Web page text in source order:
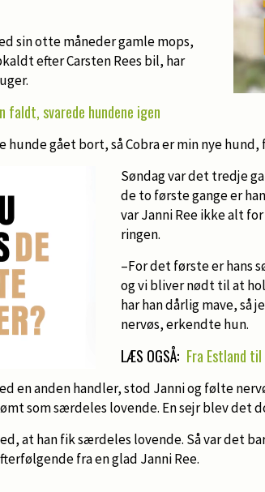
sin otte måneder gamle mops,
efter Carsten Rees bil, har
faldt, svarede hundene igen
hunde gået bort, så Cobra er min nye
Søndag var det tredje
de to første gange er
var Janni Ree ikke alt
ringen.
–For det første er hans
og vi bliver nødt til at
har han dårlig mave, så
nervøs, erkendte hun.
LÆS OGSÅ: Fra Estland
en anden handler, stod Janni og følte
som særdeles lovende. En sejr blev det
at han fik særdeles lovende. Så var det
fra en glad Janni Ree.